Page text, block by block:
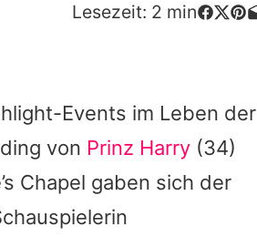
Lesezeit: 2 min
Events im Leben der
von Prinz Harry (34)
Chapel gaben sich der